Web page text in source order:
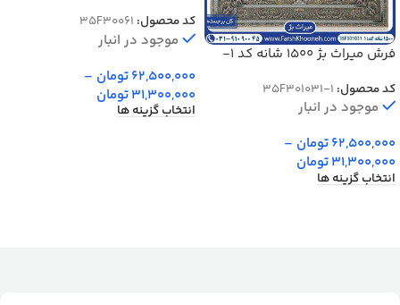
فرش میراث بژ 1500 شانه کد 1-
کد محصول: 35F301031-1
موجود در انبار
62,500,000تومان –
31,300,000تومان
انتخاب گزینه ها
کد محصول: 35F30061
موجود در انبار
62,500,000تومان –
31,300,000تومان
انتخاب گزینه ها